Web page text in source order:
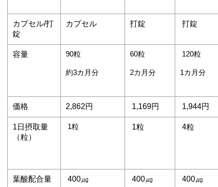
カプセル/打
錠
カプセル 打錠 打錠
容量 90粒
約3カ月分
60粒
2カ月分
120粒
1カ月分
価格 2,862円 1,169円 1,944円
1日摂取量
（粒）
1粒 1粒 4粒
葉酸配合量 400㎍ 400㎍ 400㎍